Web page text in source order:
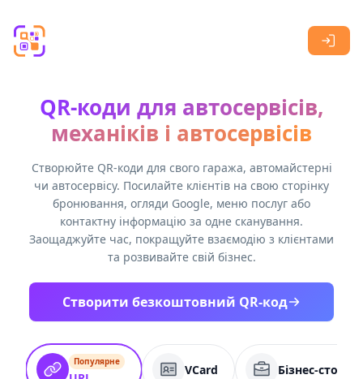
QR-коди для автосервісів,
механіків і автосервісів
Створюйте QR-коди для свого гаража, автомайстерні
чи автосервісу. Посилайте клієнтів на свою сторінку
бронювання, огляди Google, меню послуг або
контактну інформацію за одне сканування.
Заощаджуйте час, покращуйте взаємодію з клієнтами
та розвивайте свій бізнес.
Створити безкоштовний QR-код
Популярне
VCard Бізнес-